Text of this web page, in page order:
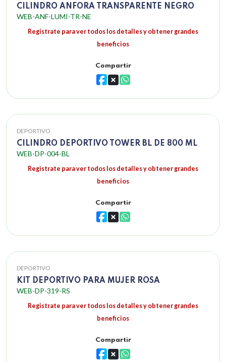
CILINDRO ANFORA TRANSPARENTE NEGRO
WEB-ANF-LUMI-TR-NE
Registrate para ver todos los detalles y obtener grandes
beneficios
Compartir
DEPORTIVO
CILINDRO DEPORTIVO TOWER BL DE 800 ML
WEB-DP-004-BL
Registrate para ver todos los detalles y obtener grandes
beneficios
Compartir
DEPORTIVO
KIT DEPORTIVO PARA MUJER ROSA
WEB-DP-319-RS
Registrate para ver todos los detalles y obtener grandes
beneficios
Compartir